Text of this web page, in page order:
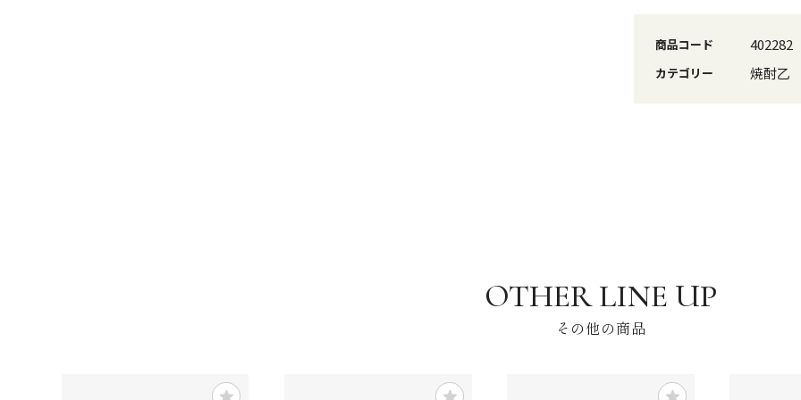
商品コード 402282
カテゴリー 焼酎乙
その他の商品